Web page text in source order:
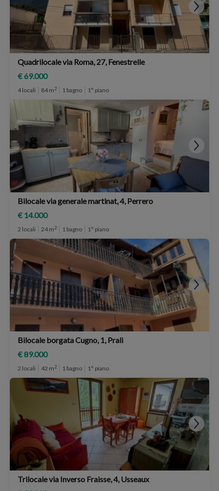
Quadrilocale via Roma, 27, Fenestrelle
€ 69.000
4 locali 84 m2 1 bagno 1° piano
Bilocale via generale martinat, 4, Perrero
€ 14.000
2 locali 24 m2 1 bagno 1° piano
Bilocale borgata Cugno, 1, Prali
€ 89.000
2 locali 42 m2 1 bagno 1° piano
Trilocale via Inverso Fraisse, 4, Usseaux